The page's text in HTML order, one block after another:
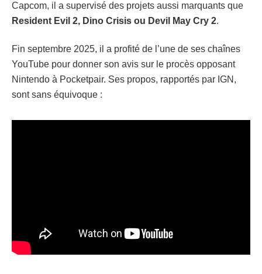
Capcom, il a supervisé des projets aussi marquants que
Resident Evil 2, Dino Crisis ou Devil May Cry 2.
Fin septembre 2025, il a profité de l’une de ses chaînes
YouTube pour donner son avis sur le procès opposant
Nintendo à Pocketpair. Ses propos, rapportés par IGN,
sont sans équivoque :